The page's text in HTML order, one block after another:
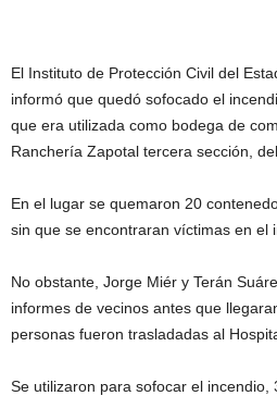
El Instituto de Protección Civil del
informó que quedó sofocado el
que era utilizada como bodega de
Ranchería Zapotal tercera sección,
En el lugar se quemaron 20
sin que se encontraran víctimas en el
No obstante, Jorge Miér y Terán
informes de vecinos antes que
personas fueron trasladadas al
Se utilizaron para sofocar el incendio,